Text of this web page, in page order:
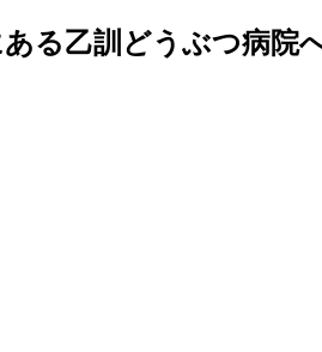
る乙訓どうぶつ病院